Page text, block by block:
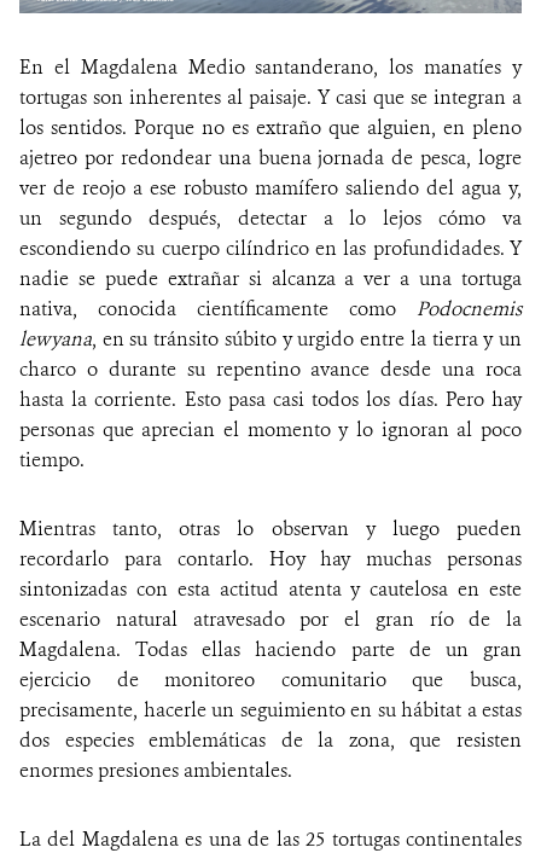
En el Magdalena Medio santanderano, los manatíes y
tortugas son inherentes al paisaje. Y casi que se integran a
los sentidos. Porque no es extraño que alguien, en pleno
ajetreo por redondear una buena jornada de pesca, logre
ver de reojo a ese robusto mamífero saliendo del agua y,
un segundo después, detectar a lo lejos cómo va
escondiendo su cuerpo cilíndrico en las profundidades. Y
nadie se puede extrañar si alcanza a ver a una tortuga
nativa, conocida científicamente como Podocnemis
lewyana, en su tránsito súbito y urgido entre la tierra y un
charco o durante su repentino avance desde una roca
hasta la corriente. Esto pasa casi todos los días. Pero hay
personas que aprecian el momento y lo ignoran al poco
tiempo.
Mientras tanto, otras lo observan y luego pueden
recordarlo para contarlo. Hoy hay muchas personas
sintonizadas con esta actitud atenta y cautelosa en este
escenario natural atravesado por el gran río de la
Magdalena. Todas ellas haciendo parte de un gran
ejercicio de monitoreo comunitario que busca,
precisamente, hacerle un seguimiento en su hábitat a estas
dos especies emblemáticas de la zona, que resisten
enormes presiones ambientales.
La del Magdalena es una de las 25 tortugas continentales